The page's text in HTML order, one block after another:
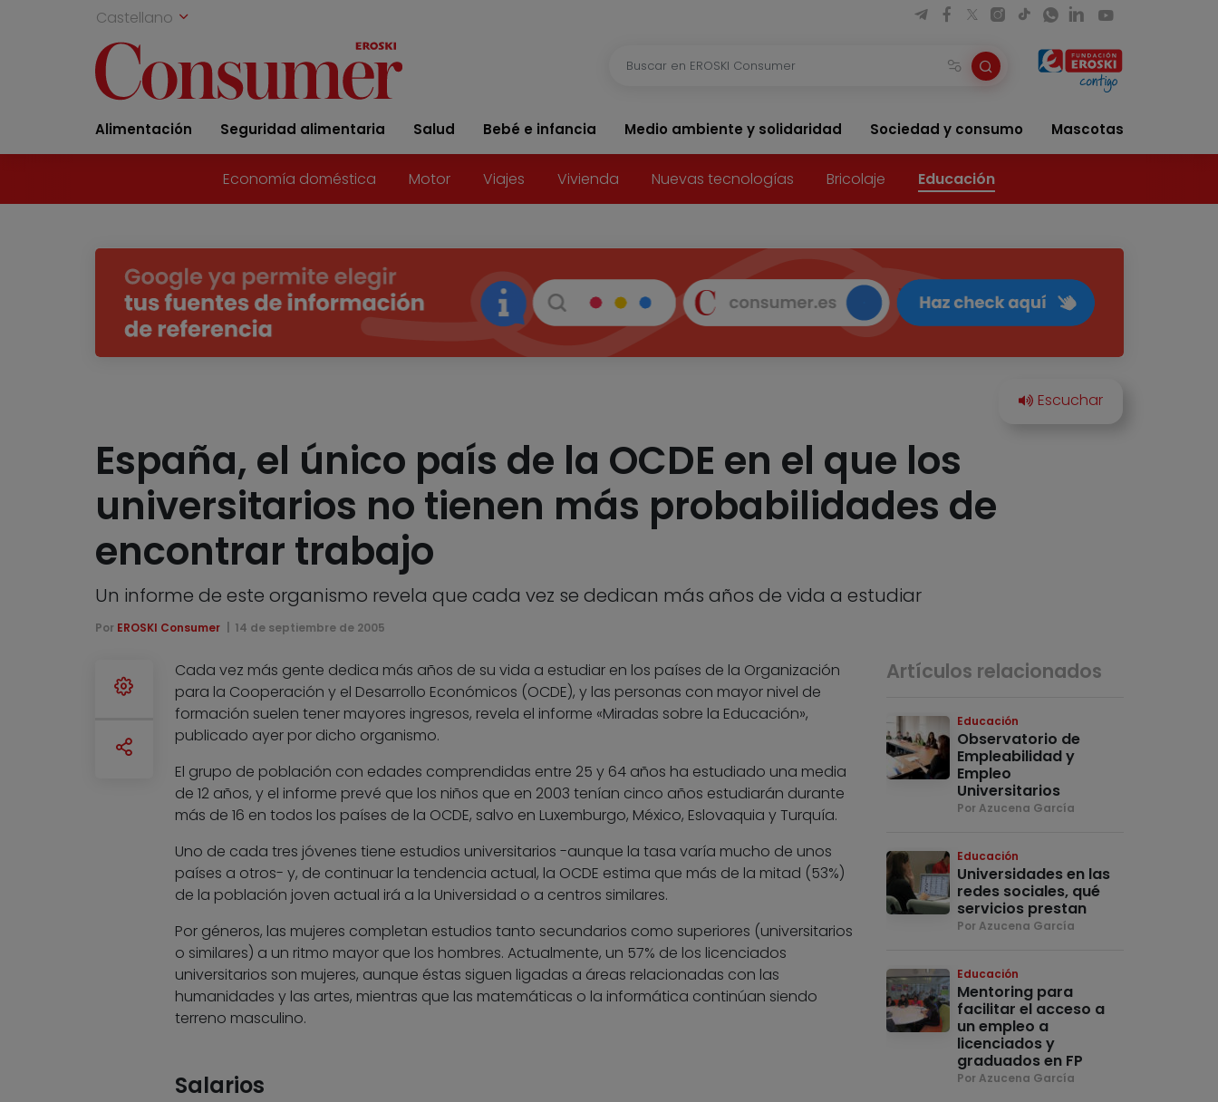
Castellano
Alimentación Seguridad alimentaria Salud Bebé e infancia Medio ambiente y solidaridad Sociedad y consumo Mascotas
Economía doméstica Motor Viajes Vivienda Nuevas tecnologías Bricolaje Educación
España, el único país de la OCDE en el que los
universitarios no tienen más probabilidades de
encontrar trabajo
Un informe de este organismo revela que cada vez se dedican más años de vida a estudiar
Por EROSKI Consumer 14 de septiembre de 2005
Cada vez más gente dedica más años de su vida a estudiar en los países de la Organización
para la Cooperación y el Desarrollo Económicos (OCDE), y las personas con mayor nivel de
formación suelen tener mayores ingresos, revela el informe «Miradas sobre la Educación»,
publicado ayer por dicho organismo.
El grupo de población con edades comprendidas entre 25 y 64 años ha estudiado una media
de 12 años, y el informe prevé que los niños que en 2003 tenían cinco años estudiarán durante
más de 16 en todos los países de la OCDE, salvo en Luxemburgo, México, Eslovaquia y Turquía.
Uno de cada tres jóvenes tiene estudios universitarios -aunque la tasa varía mucho de unos
países a otros- y, de continuar la tendencia actual, la OCDE estima que más de la mitad (53%)
de la población joven actual irá a la Universidad o a centros similares.
Por géneros, las mujeres completan estudios tanto secundarios como superiores (universitarios
o similares) a un ritmo mayor que los hombres. Actualmente, un 57% de los licenciados
universitarios son mujeres, aunque éstas siguen ligadas a áreas relacionadas con las
humanidades y las artes, mientras que las matemáticas o la informática continúan siendo
terreno masculino.
Salarios
Artículos relacionados
Educación
Observatorio de
Empleabilidad y
Empleo
Universitarios
Por Azucena García
Educación
Universidades en las
redes sociales, qué
servicios prestan
Por Azucena García
Educación
Mentoring para
facilitar el acceso a
un empleo a
licenciados y
graduados en FP
Por Azucena García